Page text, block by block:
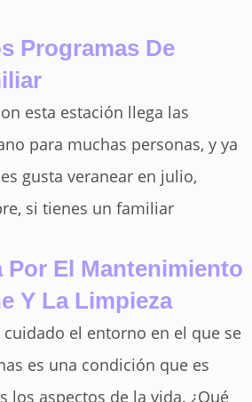
Programas De
esta estación llega las
para muchas personas, y ya
gusta veranear en julio,
si tienes un familiar
Por El Mantenimiento
Y La Limpieza
el entorno en el que se
es una condición que es
los aspectos de la vida. ¿Qué